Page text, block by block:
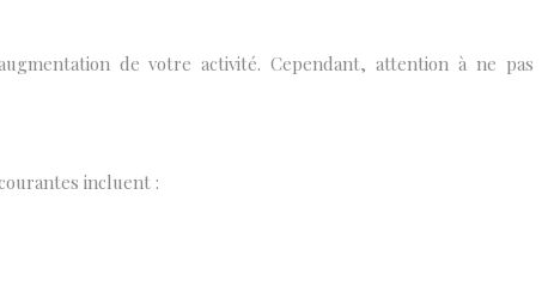
de votre activité. Cependant, attention à ne pas
incluent :